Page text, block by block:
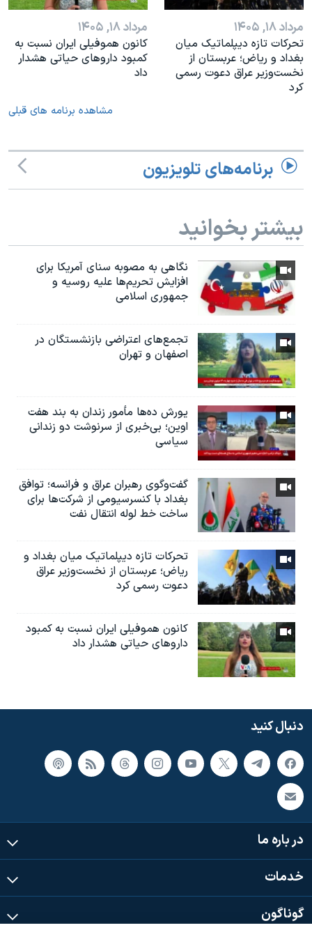
مرداد ۱۸, ۱۴۰۵
تحرکات تازه دیپلماتیک میان
بغداد و ریاض؛ عربستان از
نخست‌وزیر عراق دعوت رسمی
کرد
مرداد ۱۸, ۱۴۰۵
کانون هموفیلی ایران نسبت به
کمبود داروهای حیاتی هشدار
داد
مشاهده برنامه های قبلی
برنامه‌های تلویزیون
بیشتر بخوانید
نگاهی به مصوبه سنای آمریکا برای
افزایش تحریم‌ها علیه روسیه و
جمهوری اسلامی
تجمع‌های اعتراضی بازنشستگان در
اصفهان و تهران
یورش ده‌ها مأمور زندان به بند هفت
اوین؛ بی‌خبری از سرنوشت دو زندانی
سیاسی
گفت‌وگوی رهبران عراق و فرانسه؛ توافق
بغداد با کنسرسیومی از شرکت‌ها برای
ساخت خط لوله انتقال نفت
تحرکات تازه دیپلماتیک میان بغداد و
ریاض؛ عربستان از نخست‌وزیر عراق
دعوت رسمی کرد
کانون هموفیلی ایران نسبت به کمبود
داروهای حیاتی هشدار داد
دنبال کنید
در باره ما
خدمات
گوناگون